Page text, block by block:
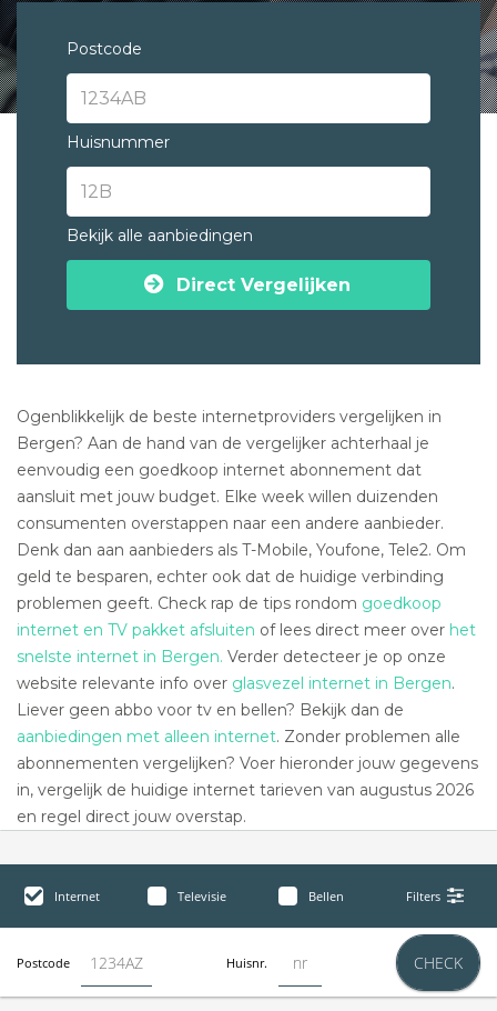
Postcode
Huisnummer
Bekijk alle aanbiedingen
Direct Vergelijken
Ogenblikkelijk de beste internetproviders vergelijken in
Bergen? Aan de hand van de vergelijker achterhaal je
eenvoudig een goedkoop internet abonnement dat
aansluit met jouw budget. Elke week willen duizenden
consumenten overstappen naar een andere aanbieder.
Denk dan aan aanbieders als T-Mobile, Youfone, Tele2. Om
geld te besparen, echter ook dat de huidige verbinding
problemen geeft. Check rap de tips rondom goedkoop
internet en TV pakket afsluiten of lees direct meer over het
snelste internet in Bergen. Verder detecteer je op onze
website relevante info over glasvezel internet in Bergen.
Liever geen abbo voor tv en bellen? Bekijk dan de
aanbiedingen met alleen internet. Zonder problemen alle
abonnementen vergelijken? Voer hieronder jouw gegevens
in, vergelijk de huidige internet tarieven van augustus 2026
en regel direct jouw overstap.
Internet Televisie Bellen Filters
Postcode Huisnr. CHECK